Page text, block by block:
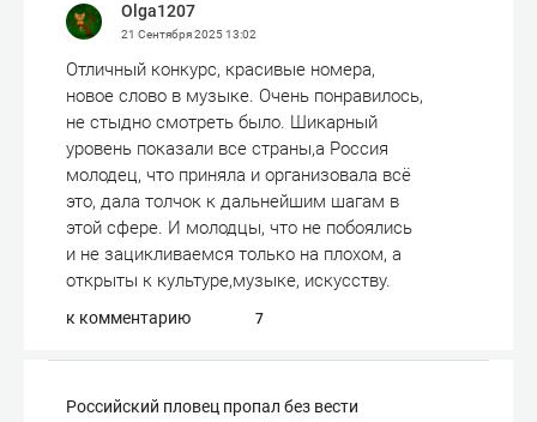
Olga1207
21 Сентября 202513:02
Отличный конкурс, красивые номера,
новое слово в музыке. Очень понравилось,
не стыдно смотреть было. Шикарный
уровень показали все страны,а Россия
молодец, что приняла и организовала всё
это, дала толчок к дальнейшим шагам в
этой сфере. И молодцы, что не побоялись
и не зацикливаемся только на плохом, а
открыты к культуре,музыке, искусству.
к комментарию 7
Российский пловец пропал без вести